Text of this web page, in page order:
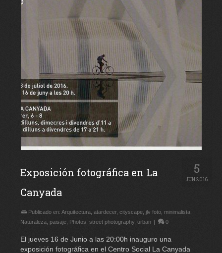
5
JUN 2016
Exposición fotográfica en La
Canyada
Publicado en: Arquitectura atardecer, cityscape jlv foto minimalista
Naturaleza paisaje Photos street photography, urban | 0
El jueves 16 de Junio a las 20:00h inauguro una
exposición fotográfica en el Centro Social La Canyada